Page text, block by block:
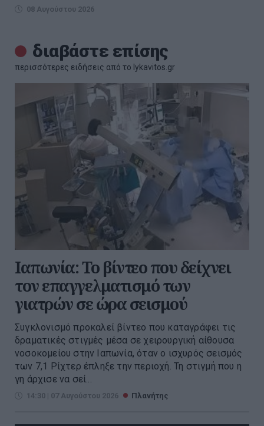
08 Αυγούστου 2026
διαβάστε επίσης
περισσότερες ειδήσεις από το lykavitos.gr
Ιαπωνία: Το βίντεο που δείχνει
τον επαγγελματισμό των
γιατρών σε ώρα σεισμού
Συγκλονισμό προκαλεί βίντεο που καταγράφει τις
δραματικές στιγμές μέσα σε χειρουργική αίθουσα
νοσοκομείου στην Ιαπωνία, όταν ο ισχυρός σεισμός
των 7,1 Ρίχτερ έπληξε την περιοχή. Τη στιγμή που η
γη άρχισε να σεί...
14:30 | 07 Αυγούστου 2026 Πλανήτης